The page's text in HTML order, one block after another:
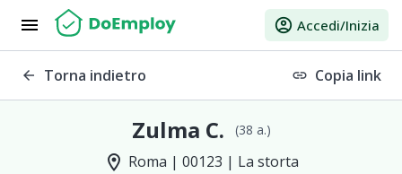
menu account_circle Accedi/Inizia
arrow_back Torna indietro link Copia link
Zulma C. (38 a.)
location_on Roma | 00123 | La storta